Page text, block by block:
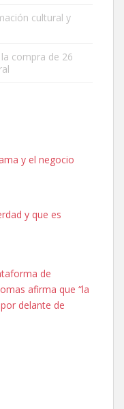
PERDIDO HOY
ASUSTADIZO
cultural y
compra de 26
y el negocio
y que es
de
afirma que “la
delante de